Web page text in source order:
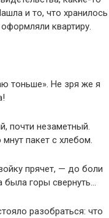
и то, что хранилось
квартиру.
тоньше». Не зря же я
почти незаметный.
пакет с хлебом.
прячет, — до боли
была горы свернуть…
разобраться: что